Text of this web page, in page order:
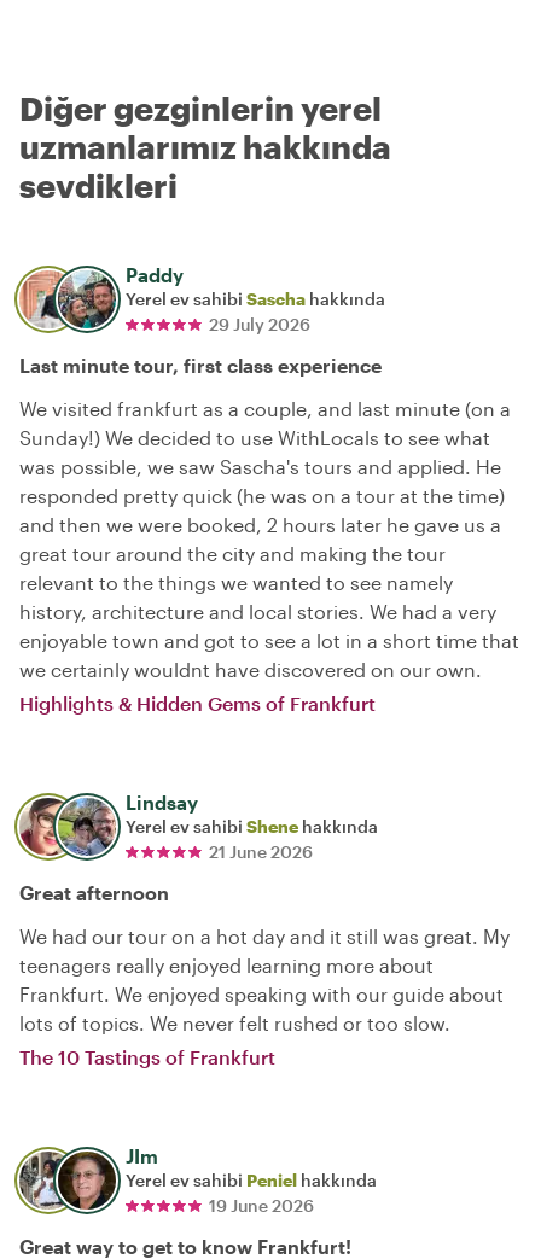
Diğer gezginlerin yerel
uzmanlarımız hakkında
sevdikleri
Paddy
Yerel ev sahibi Sascha hakkında
29 July 2026
Last minute tour, first class experience
We visited frankfurt as a couple, and last minute (on a
Sunday!) We decided to use WithLocals to see what
was possible, we saw Sascha's tours and applied. He
responded pretty quick (he was on a tour at the time)
and then we were booked, 2 hours later he gave us a
great tour around the city and making the tour
relevant to the things we wanted to see namely
history, architecture and local stories. We had a very
enjoyable town and got to see a lot in a short time that
we certainly wouldnt have discovered on our own.
Highlights & Hidden Gems of Frankfurt
Lindsay
Yerel ev sahibi Shene hakkında
21 June 2026
Great afternoon
We had our tour on a hot day and it still was great. My
teenagers really enjoyed learning more about
Frankfurt. We enjoyed speaking with our guide about
lots of topics. We never felt rushed or too slow.
The 10 Tastings of Frankfurt
JIm
Yerel ev sahibi Peniel hakkında
19 June 2026
Great way to get to know Frankfurt!